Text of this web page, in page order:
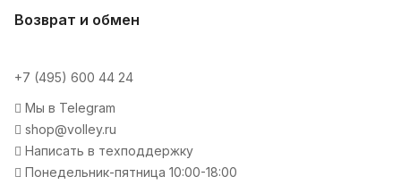
Возврат и обмен
+7 (495) 600 44 24
Мы в Telegram
shop@volley.ru
Написать в техподдержку
Понедельник-пятница 10:00-18:00